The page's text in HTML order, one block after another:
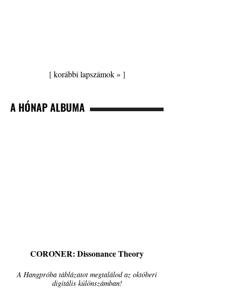
[korábbi lapszámok » ]
A HÓNAP ALBUMA
CORONER: Dissonance Theory
A Hangpróba táblázatot megtalálod az októberi
digitális különszámban!